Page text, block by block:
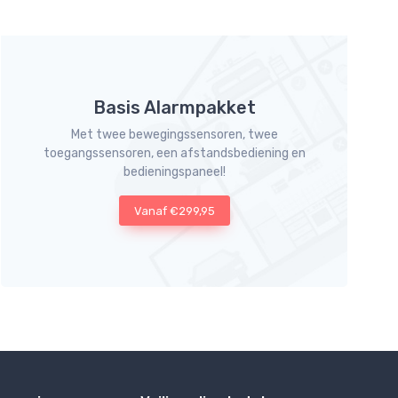
Basis Alarmpakket
Met twee bewegingssensoren, twee
toegangssensoren, een afstandsbediening en
bedieningspaneel!
Vanaf €299,95